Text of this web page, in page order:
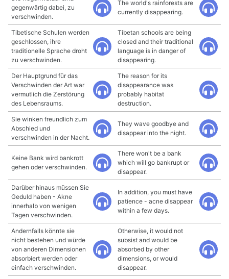
gegenwärtig dabei, zu
verschwinden.
The world's rainforests are
currently disappearing.
Tibetische Schulen werden
geschlossen, ihre
traditionelle Sprache droht
zu verschwinden.
Tibetan schools are being
closed and their traditional
language is in danger of
disappearing.
Der Hauptgrund für das
Verschwinden der Art war
vermutlich die Zerstörung
des Lebensraums.
The reason for its
disappearance was
probably habitat
destruction.
Sie winken freundlich zum
Abschied und
verschwinden in der Nacht.
They wave goodbye and
disappear into the night.
Keine Bank wird bankrott
gehen oder verschwinden.
There won't be a bank
which will go bankrupt or
disappear.
Darüber hinaus müssen Sie
Geduld haben - Akne
innerhalb von wenigen
Tagen verschwinden.
In addition, you must have
patience - acne disappear
within a few days.
Andernfalls könnte sie
nicht bestehen und würde
von anderen Dimensionen
absorbiert werden oder
einfach verschwinden.
Otherwise, it would not
subsist and would be
absorbed by other
dimensions, or would
disappear.